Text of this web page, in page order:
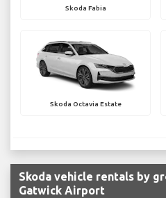
Skoda Fabia
Skoda Octavia Estate
Skoda vehicle rentals by
Gatwick Airport